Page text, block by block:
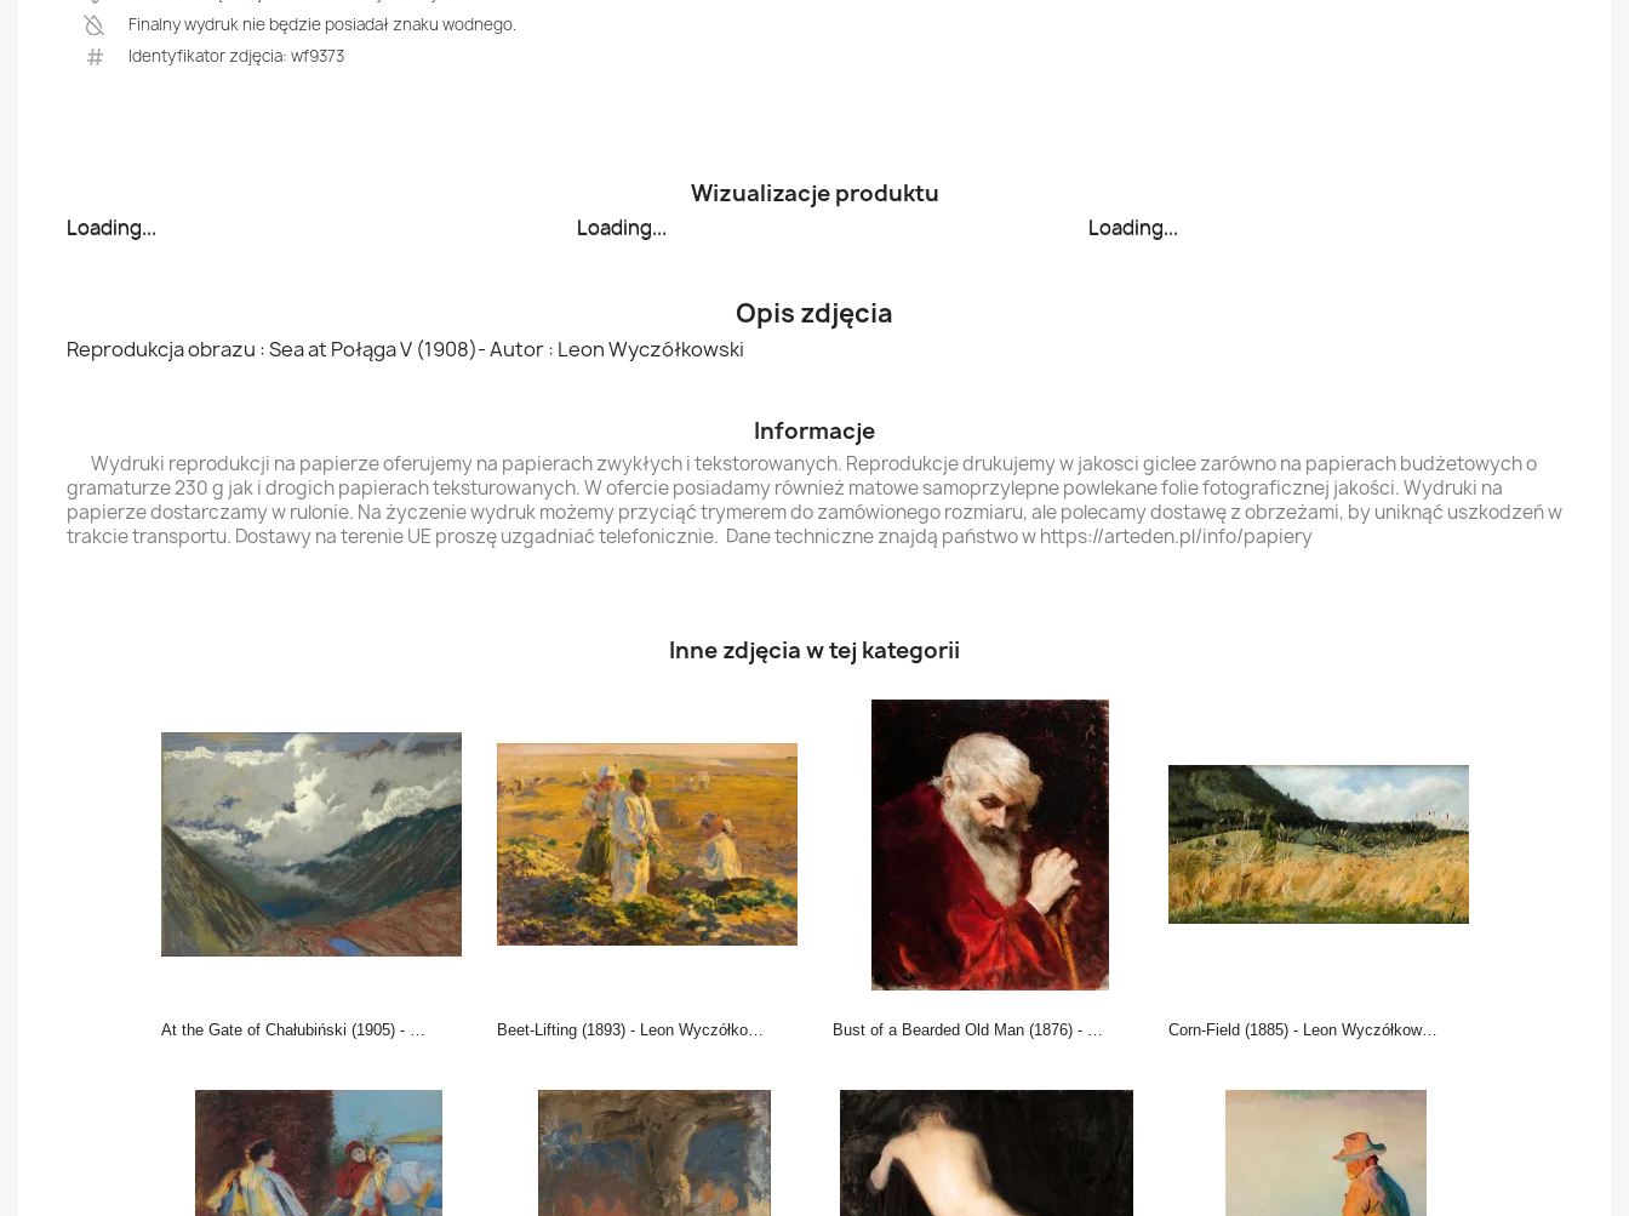
Finalny wydruk nie będzie posiadał znaku wodnego.
Identyfikator zdjęcia: wf9373
Wizualizacje produktu
Loading... Loading... Loading...
Loading... Loading... Loading...
Opis zdjęcia
Reprodukcja obrazu : Sea at Połąga V (1908)- Autor : Leon Wyczółkowski
Informacje
Wydruki reprodukcji na papierze oferujemy na papierach zwykłych i tekstorowanych. Reprodukcje drukujemy w jakosci giclee zarówno na papierach budżetowych o
gramaturze 230 g jak i drogich papierach teksturowanych. W ofercie posiadamy również matowe samoprzylepne powlekane folie fotograficznej jakości. Wydruki na
papierze dostarczamy w rulonie. Na życzenie wydruk możemy przyciąć trymerem do zamówionego rozmiaru, ale polecamy dostawę z obrzeżami, by uniknąć uszkodzeń w
trakcie transportu. Dostawy na terenie UE proszę uzgadniać telefonicznie. Dane techniczne znajdą państwo w https://arteden.pl/info/papiery
Inne zdjęcia w tej kategorii
At the Gate of Chałubiński (1905) - Leon Wyczółkowski Beet-Lifting (1893) - Leon Wyczółkowski Bust of a Bearded Old Man (1876) - Leon Wyczółkowski Corn-Field (1885) - Leon Wyczółkowski